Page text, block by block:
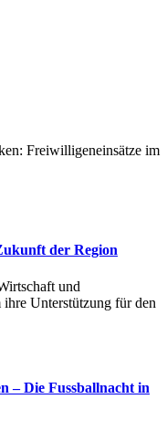
Freiwilligeneinsätze im
der Region
und
ihre Unterstützung für den
– Die Fussballnacht in